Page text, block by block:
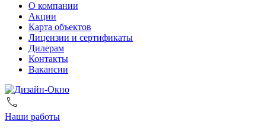
О компании
Акции
Карта объектов
Лицензии и сертификаты
Дилерам
Контакты
Вакансии
Наши работы